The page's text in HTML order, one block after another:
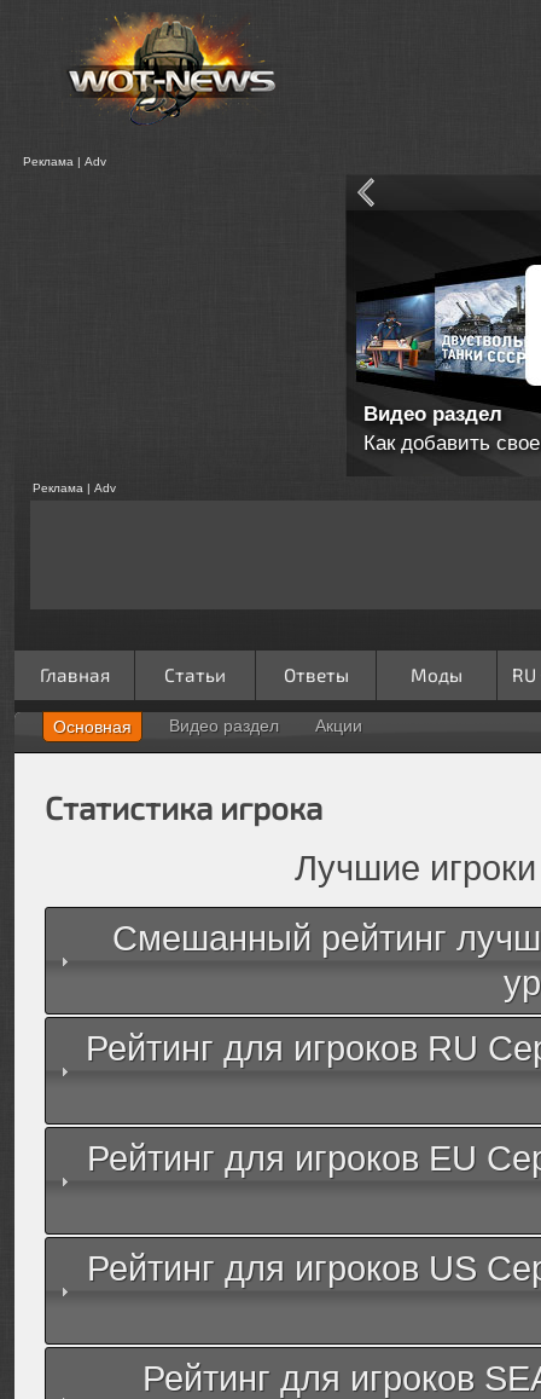
Реклама | Adv
Разработчиков
Реклама | Adv
Главная Статьи Ответы Моды
Основная Видео раздел Акции
Статистика игрока
Лучшие
Смешанный рейтинг
Рейтинг для игроков RU
Рейтинг для игроков EU
Рейтинг для игроков US
Рейтинг для игроков